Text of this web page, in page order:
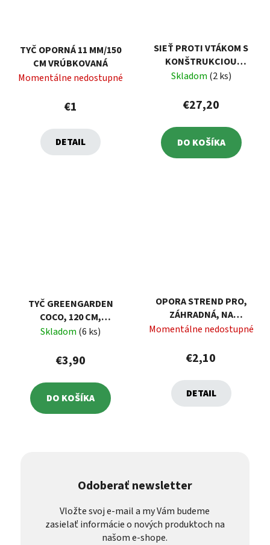
TYČ OPORNÁ 11 MM/150
CM VRÚBKOVANÁ
Momentálne nedostupné
€1
DETAIL
SIEŤ PROTI VTÁKOM S
KONŠTRUKCIOU
100X100X150CM
Skladom (2 ks)
€27,20
DO KOŠÍKA
TYČ GREENGARDEN
COCO, 120 CM,
KOKOSOVÁ, OPORNÁ K
Skladom (6 ks)
€3,90
DO KOŠÍKA
OPORA STREND PRO,
ZÁHRADNÁ, NA
RASTLINY, 30X76 CM
Momentálne nedostupné
€2,10
DETAIL
Odoberať newsletter
Vložte svoj e-mail a my Vám budeme
zasielať informácie o nových produktoch na
našom e-shope.